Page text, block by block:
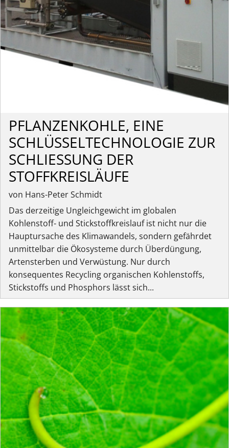
PFLANZENKOHLE, EINE
SCHLÜSSELTECHNOLOGIE ZUR
SCHLIESSUNG DER S
TOFFKREISLÄUFE
von Hans-Peter Schmidt
Das derzeitige Ungleichgewicht im globalen
Kohlenstoff- und Stickstoffkreislauf ist nicht nur die
Hauptursache des Klimawandels, sondern gefährdet
unmittelbar die Ökosysteme durch Überdüngung,
Artensterben und Verwüstung. Nur durch
konsequentes Recycling organischen Kohlenstoffs,
Stickstoffs und Phosphors lässt sich...